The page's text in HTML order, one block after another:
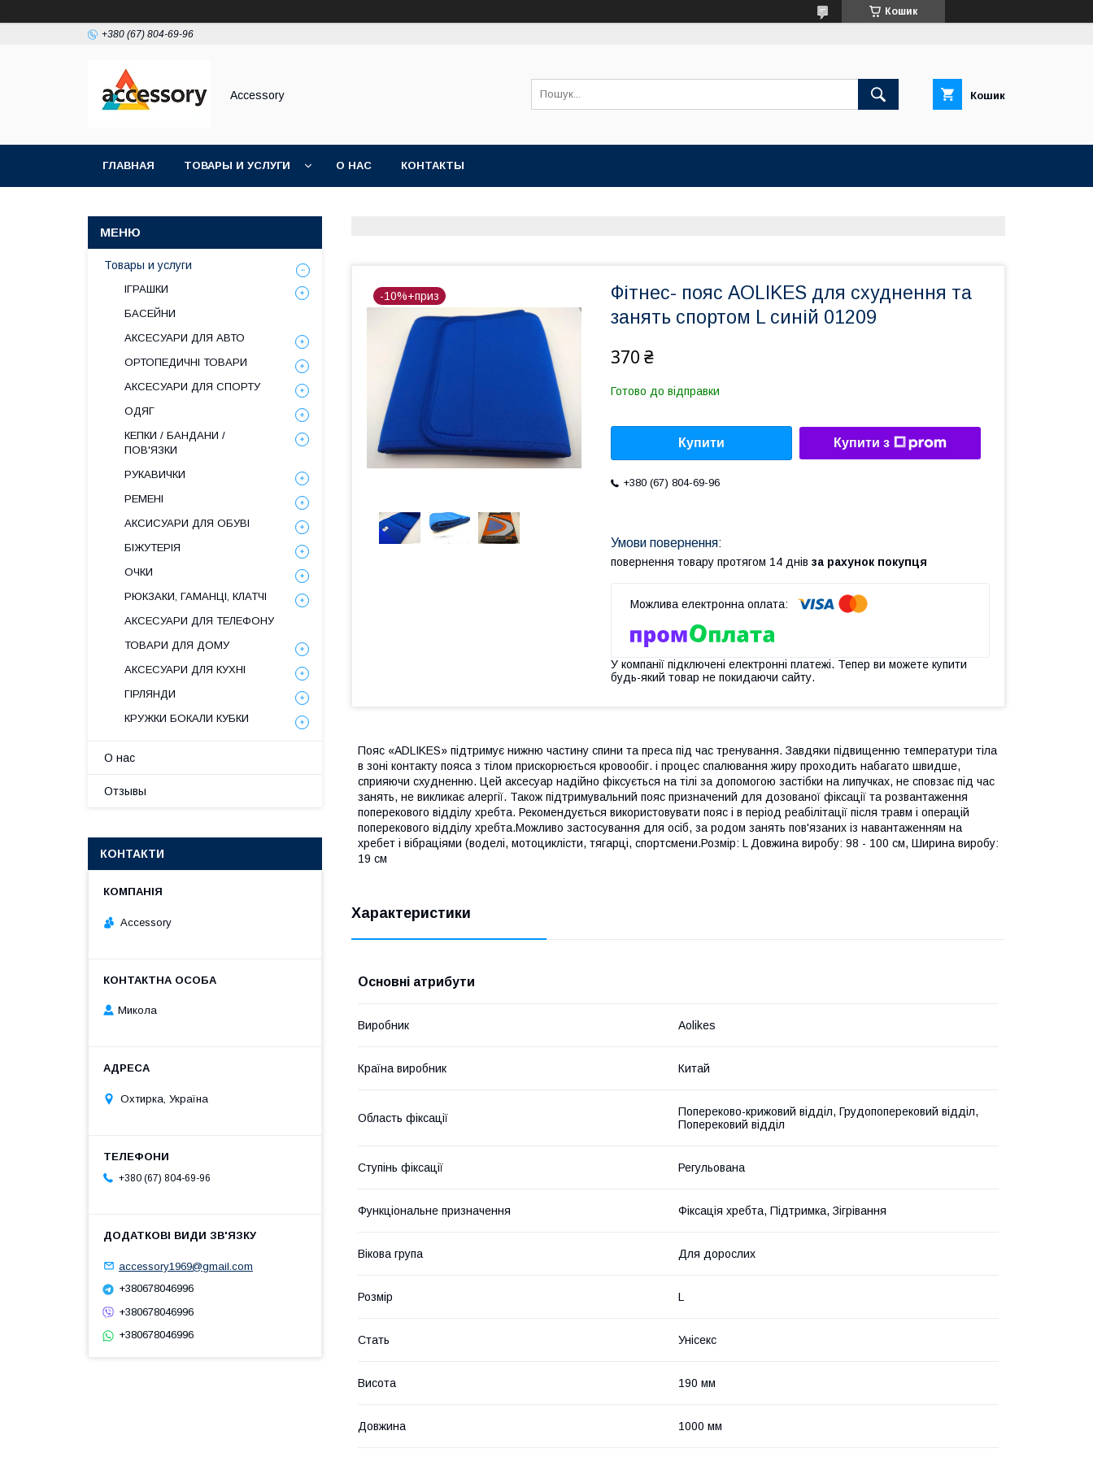
Кошик
+380 (67) 804-69-96
Accessory Кошик
ГЛАВНАЯ ТОВАРЫ И УСЛУГИ О НАС КОНТАКТЫ
-10%+приз
Фітнес- пояс AOLIKES для схуднення та
занять спортом L синій 01209
370 ₴
Готово до відправки
Купити Купити з
+380 (67) 804-69-96
повернення товару протягом 14 днів за рахунок покупця
У компанії підключені електронні платежі. Тепер ви можете купити
будь-який товар не покидаючи сайту.
Пояс «ADLIKES» підтримує нижню частину спини та преса під час тренування. Завдяки підвищенню температури тіла
в зоні контакту пояса з тілом прискорюється кровообіг. і процес спалювання жиру проходить набагато швидше,
сприяючи схудненню. Цей аксесуар надійно фіксується на тілі за допомогою застібки на липучках, не сповзає під час
занять, не викликає алергії. Також підтримувальний пояс призначений для дозованої фіксації та розвантаження
поперекового відділу хребта. Рекомендується використовувати пояс і в період реабілітації після травм і операцій
поперекового відділу хребта.Можливо застосування для осіб, за родом занять пов'язаних із навантаженням на
хребет і вібраціями (воделі, мотоциклісти, тягарці, спортсмени.Розмір: L Довжина виробу: 98 - 100 см, Ширина виробу:
19 см
Характеристики
Основні атрибути
Виробник Aolikes
Країна виробник Китай
Область фіксації
Попереково-крижовий відділ, Грудопоперековий відділ,
Поперековий відділ
Ступінь фіксації Регульована
Функціональне призначення Фіксація хребта, Підтримка, Зігрівання
Вікова група Для дорослих
Розмір L
Стать Унісекс
Висота 190 мм
Довжина 1000 мм
Товары и услуги
ІГРАШКИ
БАСЕЙНИ
АКСЕСУАРИ ДЛЯ АВТО
ОРТОПЕДИЧНІ ТОВАРИ
АКСЕСУАРИ ДЛЯ СПОРТУ
ОДЯГ
КЕПКИ / БАНДАНИ /
ПОВ'ЯЗКИ
РУКАВИЧКИ
РЕМЕНІ
АКСИСУАРИ ДЛЯ ОБУВІ
БІЖУТЕРІЯ
ОЧКИ
РЮКЗАКИ, ГАМАНЦІ, КЛАТЧІ
АКСЕСУАРИ ДЛЯ ТЕЛЕФОНУ
ТОВАРИ ДЛЯ ДОМУ
АКСЕСУАРИ ДЛЯ КУХНІ
ГІРЛЯНДИ
КРУЖКИ БОКАЛИ КУБКИ
О нас
Отзывы
КОНТАКТИ
Accessory
Микола
Охтирка, Україна
+380 (67) 804-69-96
accessory1969@gmail.com
+380678046996
+380678046996
+380678046996